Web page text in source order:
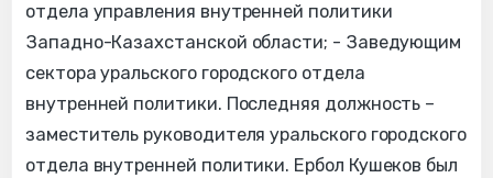
отдела управления внутренней политики
Западно-Казахстанской области; - Заведующим
сектора уральского городского отдела
внутренней политики. Последняя должность –
заместитель руководителя уральского городского
отдела внутренней политики. Ербол Кушеков был